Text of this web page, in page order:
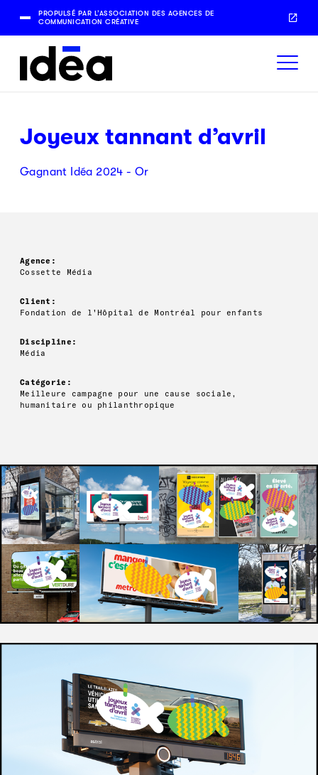
PROPULSÉ PAR L’ASSOCIATION DES AGENCES DE
COMMUNICATION CRÉATIVE
Joyeux tannant d’avril
Gagnant Idéa 2024 - Or
Agence:
Cossette Média
Client:
Fondation de l'Hôpital de Montréal pour enfants
Discipline:
Média
Catégorie:
Meilleure campagne pour une cause sociale,
humanitaire ou philanthropique